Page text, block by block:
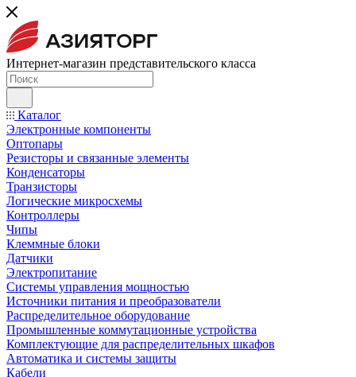
Интернет-магазин представительского класса
Каталог
Электронные компоненты
Оптопары
Резисторы и связанные элементы
Конденсаторы
Транзисторы
Логические микросхемы
Контроллеры
Чипы
Клеммные блоки
Датчики
Электропитание
Системы управления мощностью
Источники питания и преобразователи
Распределительное оборудование
Промышленные коммутационные устройства
Комплектующие для распределительных шкафов
Автоматика и системы защиты
Кабели